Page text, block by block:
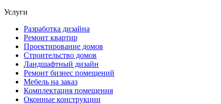
Услуги
Разработка дизайна
Ремонт квартир
Проектирование домов
Строительство домов
Ландшафтный дизайн
Ремонт бизнес помещений
Мебель на заказ
Комплектация помещения
Оконные конструкции